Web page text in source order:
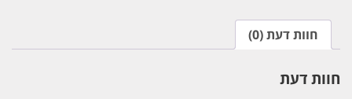
חוות דעת (0)
חוות דעת